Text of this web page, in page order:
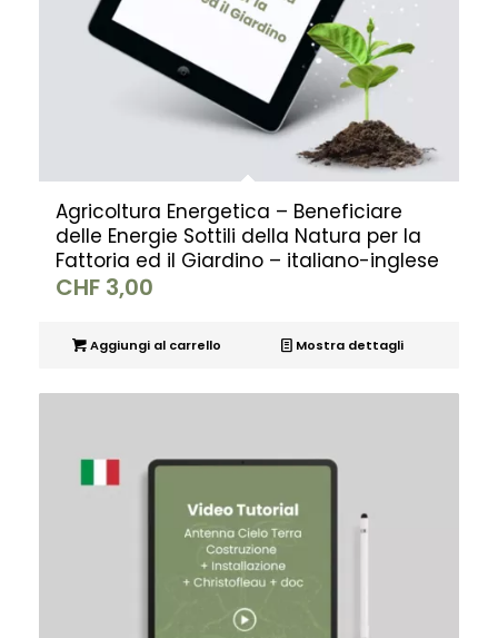
Agricoltura Energetica – Beneficiare
delle Energie Sottili della Natura per la
Fattoria ed il Giardino – italiano-inglese
CHF3,00
Aggiungi al carrello Mostra dettagli